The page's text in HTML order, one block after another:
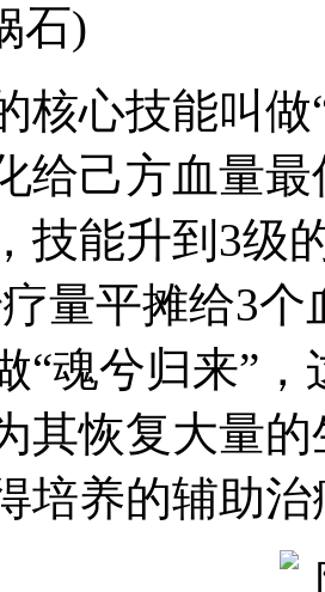
石)
核心技能叫
给己方血量
技能升到3级
量平摊给3
“魂兮归来”
其恢复大量
培养的辅助